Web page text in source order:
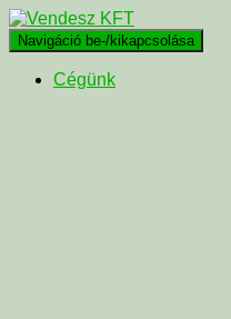
Navigáció be-/kikapcsolása
Cégünk